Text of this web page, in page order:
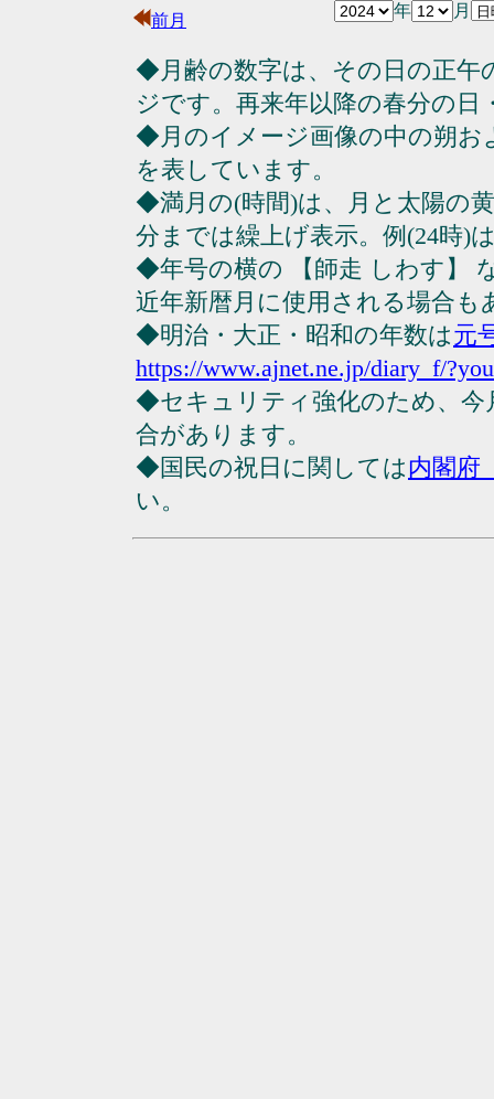
前月
年 月
◆月齢の数字は、その日の正午
ジです。再来年以降の春分の日
◆月のイメージ画像の中の朔
を表しています。
◆満月の(時間)は、月と太陽の
分までは繰上げ表示。例(24時)
◆年号の横の 【師走 しわす】
近年新暦月に使用される場合も
◆明治・大正・昭和の年数は元
https://www.ajnet.ne.jp/diary_f/
◆セキュリティ強化のため、今
合があります。
◆国民の祝日に関しては内閣府
い。